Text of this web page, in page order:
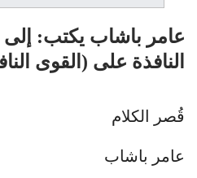
عامر باشاب يكتب:
النافذة على (القوى
قُصر الكلام
عامر باشاب